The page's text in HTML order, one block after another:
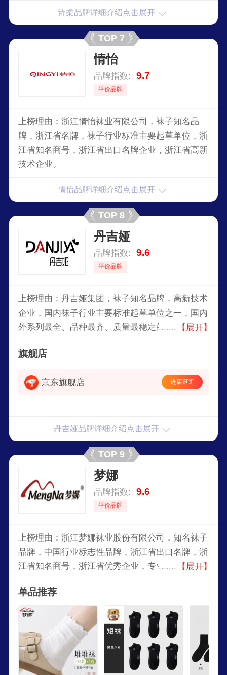
诗柔品牌详细介绍点击展开
TOP 7
情怡
品牌指数: 9.7
平价品牌
上榜理由：浙江情怡袜业有限公司，袜子知名品
牌，浙江省名牌，袜子行业标准主要起草单位，浙
江省知名商号，浙江省出口名牌企业，浙江省高新
技术企业。
情怡品牌详细介绍点击展开
TOP 8
丹吉娅
品牌指数: 9.6
平价品牌
上榜理由：丹吉娅集团，袜子知名品牌，高新技术
企业，国内袜子行业主要标准起草单位之一，国内
外系列最全、品种最齐、质量最稳定的专业袜子生
【展开】
旗舰店
京东旗舰店 进店逛逛
丹吉娅品牌详细介绍点击展开
TOP 9
梦娜
品牌指数: 9.6
平价品牌
上榜理由：浙江梦娜袜业股份有限公司，知名袜子
品牌，中国行业标志性品牌，浙江省出口名牌，浙
江省知名商号，浙江省优秀企业，专业化、现代
国较大的袜类企业。
【展开】
单品推荐